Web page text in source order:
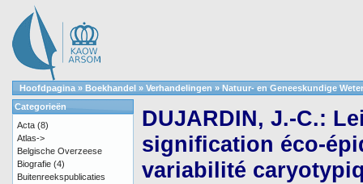
Hoofdpagina » Boekhandel » Verhandelingen » Natuur- en Geneeskundige
DUJARDIN, J.-C.:
signification éco-
variabilité
Categorieën
Acta (8)
Atlas->
Belgische Overzeese
Biografie (4)
Buitenreekspublicaties